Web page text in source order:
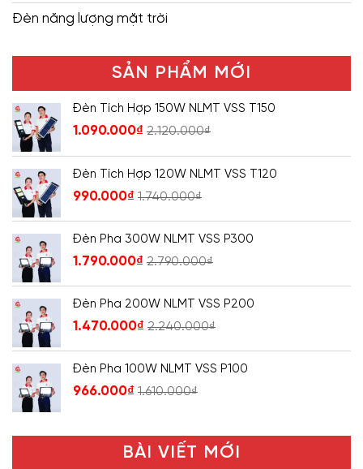
Đèn năng lượng mặt trời
SẢN PHẨM MỚI
Đèn Tích Hợp 150W NLMT VSS T150
1.090.000₫ 2.120.000₫
Đèn Tích Hợp 120W NLMT VSS T120
990.000₫ 1.740.000₫
Đèn Pha 300W NLMT VSS P300
1.790.000₫ 2.790.000₫
Đèn Pha 200W NLMT VSS P200
1.470.000₫ 2.240.000₫
Đèn Pha 100W NLMT VSS P100
966.000₫ 1.610.000₫
BÀI VIẾT MỚI